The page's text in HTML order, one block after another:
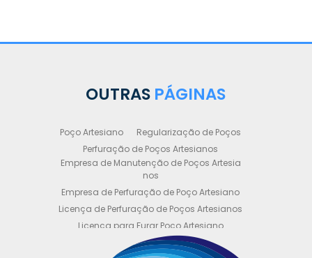
OUTRAS PÁGINAS
Poço Artesiano
Regularização de Poços
Perfuração de Poços Artesianos
Empresa de Manutenção de Poços Artesia
nos
Empresa de Perfuração de Poço Artesiano
Licença de Perfuração de Poços Artesianos
Licença para Furar Poço Artesiano
Licença para Perfuração de Poço Artesiano